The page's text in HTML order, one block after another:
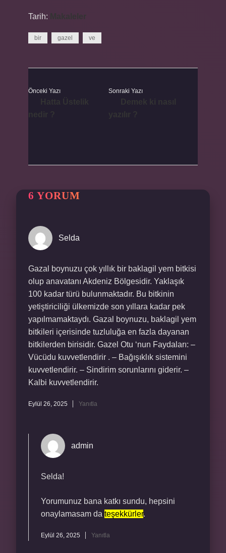
Tarih: Makaleler
bir gazel ve
Önceki Yazı Sonraki Yazı
6 YORUM
Selda
Gazal boynuzu çok yıllık bir baklagil yem bitkisi
olup anavatanı Akdeniz Bölgesidir. Yaklaşık
100 kadar türü bulunmaktadır. Bu bitkinin
yetiştiriciliği ülkemizde son yıllara kadar pek
yapılmamaktaydı. Gazal boynuzu, baklagil yem
bitkileri içerisinde tuzluluğa en fazla dayanan
bitkilerden birisidir. Gazel Otu ‘nun Faydaları: –
Vücüdu kuvvetlendirir . – Bağışıklık sistemini
kuvvetlendirir. – Sindirim sorunlarını giderir. –
Kalbi kuvvetlendirir.
Eylül 26, 2025 Yanıtla
admin
Selda!
Yorumunuz bana katkı sundu, hepsini
onaylamasam da teşekkürler.
Eylül 26, 2025 Yanıtla